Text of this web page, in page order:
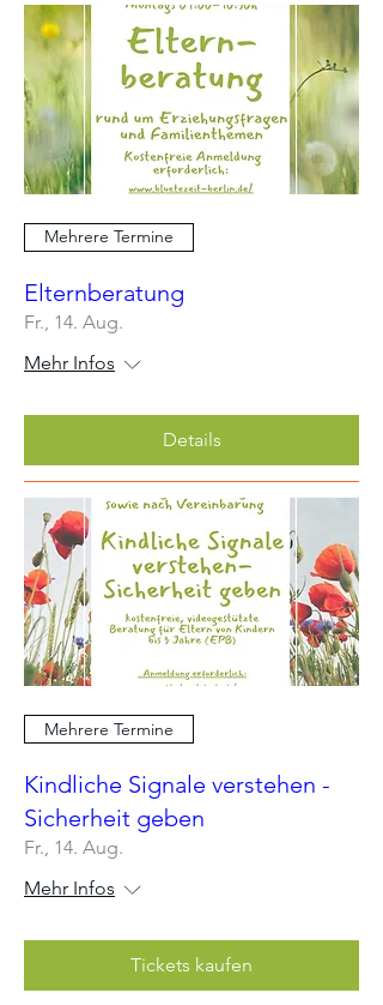
Mehrere Termine
Elternberatung
Fr., 14. Aug.
Mehr Infos
Details
Mehrere Termine
Kindliche Signale verstehen -
Sicherheit geben
Fr., 14. Aug.
Mehr Infos
Tickets kaufen